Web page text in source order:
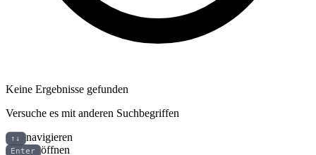
Keine Ergebnisse gefunden
Versuche es mit anderen Suchbegriffen
↑↓ navigieren
Enter öffnen